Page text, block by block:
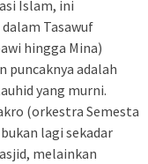
Islam, ini
Tasawuf
hingga Mina)
puncaknya adalah
yang murni.
(orkestra Semesta
lagi sekadar
melainkan